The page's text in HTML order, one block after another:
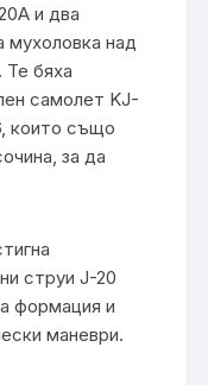
и два
мухоловка над
Те бяха
самолет KJ-
които също
за да
струи J-20
формация и
маневри.